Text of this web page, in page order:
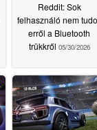
Reddit: Sok
felhasználó nem
erről a Bluetooth
trükkről 05/30/2026